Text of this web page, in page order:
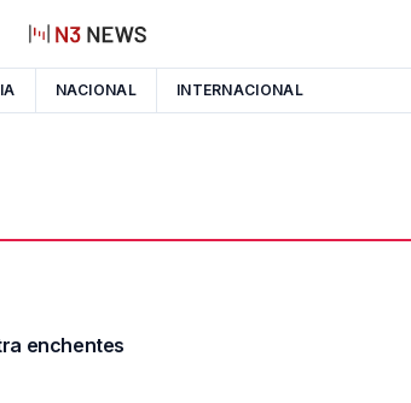
NACIONAL INTERNACIONAL
enchentes